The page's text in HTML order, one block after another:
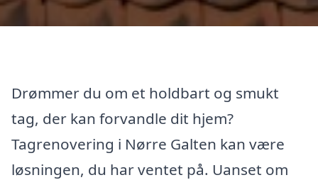
Drømmer du om et holdbart og smukt
tag, der kan forvandle dit hjem?
Tagrenovering i Nørre Galten kan være
løsningen, du har ventet på. Uanset om